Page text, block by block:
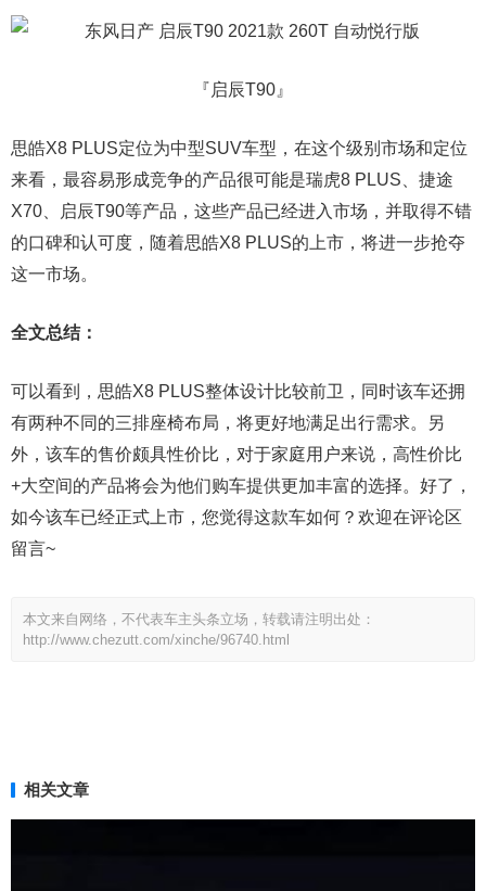
『 启辰T90 』
思皓X8 PLUS定位为中型SUV车型，在这个级别市场和定位
来看，最容易形成竞争的产品很可能是瑞虎8 PLUS、捷途
X70、启辰T90等产品，这些产品已经进入市场，并取得不错
的口碑和认可度，随着思皓X8 PLUS的上市，将进一步抢夺
这一市场。
全文总结：
可以看到，思皓X8 PLUS整体设计比较前卫，同时该车还拥
有两种不同的三排座椅布局，将更好地满足出行需求。另
外，该车的售价颇具性价比，对于家庭用户来说，高性价比
+大空间的产品将会为他们购车提供更加丰富的选择。好了，
如今该车已经正式上市，您觉得这款车如何？欢迎在评论区
留言~
本文来自网络，不代表车主头条立场，转载请注明出处：
http://www.chezutt.com/xinche/96740.html
相关文章